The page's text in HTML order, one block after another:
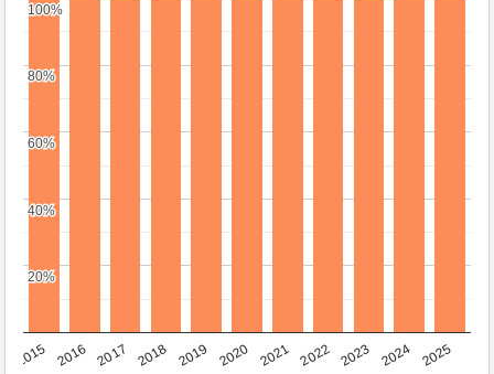
2015 2016 2017 2018 2019 2020 2021 2022 2023 2024 2025
20%
20%
40%
40%
60%
60%
80%
80%
100%
100%